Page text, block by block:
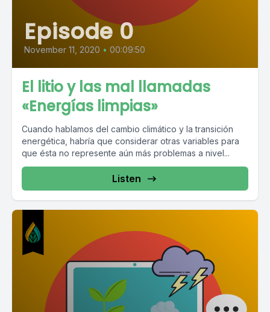
Episode 0
November 11, 2020 • 00:09:50
El litio y las mal llamadas
«Energías limpias»
Cuando hablamos del cambio climático y la transición
energética, habría que considerar otras variables para
que ésta no represente aún más problemas a nivel...
Listen